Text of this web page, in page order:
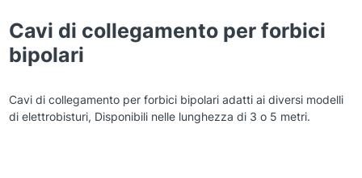
Cavi di collegamento per forbici
bipolari
Cavi di collegamento per forbici bipolari adatti ai diversi modelli
di elettrobisturi, Disponibili nelle lunghezza di 3 o 5 metri.